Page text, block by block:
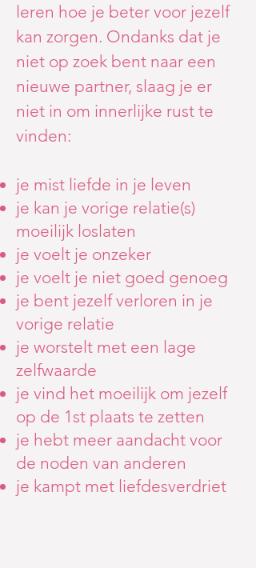
leren hoe je beter voor jezelf
kan zorgen. Ondanks dat je
niet op zoek bent naar een
nieuwe partner, slaag je er
niet in om innerlijke rust te
vinden:
je mist liefde in je leven
je kan je vorige relatie(s)
moeilijk loslaten
je voelt je onzeker
je voelt je niet goed genoeg
je bent jezelf verloren in je
vorige relatie
je worstelt met een lage
zelfwaarde
je vind het moeilijk om jezelf
op de 1st plaats te zetten
je hebt meer aandacht voor
de noden van anderen
je kampt met liefdesverdriet